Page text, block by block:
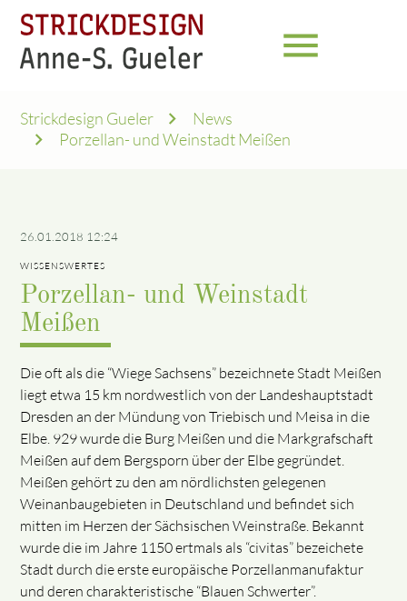
menu
Strickdesign Gueler
News
Porzellan- und Weinstadt Meißen
26.01.2018 12:24
WISSENSWERTES
Porzellan- und Weinstadt
Meißen
Die oft als die “Wiege Sachsens” bezeichnete Stadt Meißen
liegt etwa 15 km nordwestlich von der Landeshauptstadt
Dresden an der Mündung von Triebisch und Meisa in die
Elbe. 929 wurde die Burg Meißen und die Markgrafschaft
Meißen auf dem Bergsporn über der Elbe gegründet.
Meißen gehört zu den am nördlichsten gelegenen
Weinanbaugebieten in Deutschland und befindet sich
mitten im Herzen der Sächsischen Weinstraße. Bekannt
wurde die im Jahre 1150 ertmals als “civitas” bezeichete
Stadt durch die erste europäische Porzellanmanufaktur
und deren charakteristische “Blauen Schwerter”.